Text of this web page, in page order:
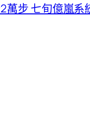
萬步 七旬億嵐